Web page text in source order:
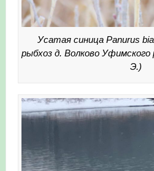
Усатая синица Panurus
рыбхоз д. Волково
Э.)